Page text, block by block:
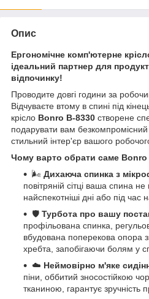
Опис
Ергономічне комп'ютерне
ідеальний партнер для
відпочинку!
Проводите довгі години за
Відчуваєте втому в спині під
крісло Bonro B-8330 створене
подарувати вам
стильний інтер'єр вашого
Чому варто обрати саме Bonro
🌬️ Дихаюча спинка з
повітряній сітці ваша спина не
найспекотніші дні або під час
🛡️ Турбота про вашу
профільована спинка,
вбудована поперекова опора
хребта, запобігаючи болям у
☁️ Неймовірно м'яке
піни, оббитий зносостійкою
тканиною, гарантує зручність